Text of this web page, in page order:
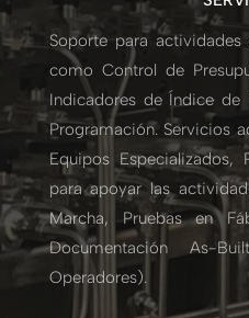
Soporte para
como Control de
Indicadores de Índice
Programación. Servicios
Equipos Especializados,
para apoyar las
Marcha, Pruebas en
Documentación As-
Operadores).